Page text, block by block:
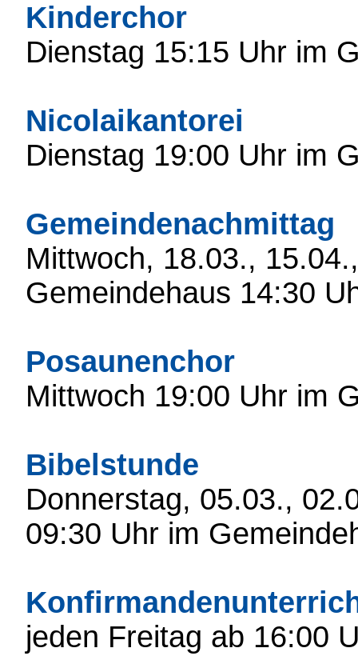
Kinderchor
Dienstag 15:15 Uhr im
Nicolaikantorei
Dienstag 19:00 Uhr im
Gemeindenachmittag
Mittwoch, 18.03.,
Gemeindehaus 14:30
Posaunenchor
Mittwoch 19:00 Uhr im
Bibelstunde
Donnerstag, 05.03.,
09:30 Uhr im
jeden Freitag ab 16:00